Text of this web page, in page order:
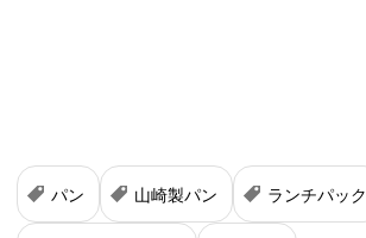
パン 山崎製パン ランチパック